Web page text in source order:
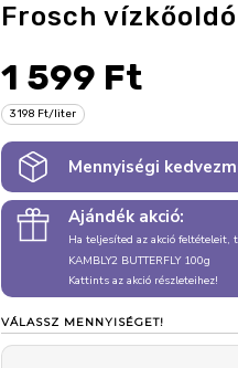
Frosch
1 599 Ft
3 198 Ft/liter
Mennyiségi
Ajándék akció:
Ha teljesíted az akció feltételeit,
KAMBLY2 BUTTERFLY 100g
Kattints az akció részleteihez!
VÁLASSZ MENNYISÉGET!